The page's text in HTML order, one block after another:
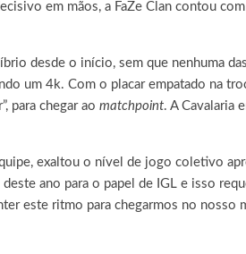
em mãos, a FaZe Clan contou
desde o início, sem que nenhuma
um 4k. Com o placar empatado na
para chegar ao matchpoint. A Cavalaria
exaltou o nível de jogo coletivo
ano para o papel de IGL e isso
este ritmo para chegarmos no nosso